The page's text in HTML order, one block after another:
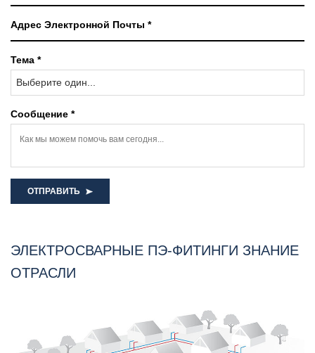
Тема *
Выберите один...
Сообщение *
ОТПРАВИТЬ
ЭЛЕКТРОСВАРНЫЕ ПЭ-ФИТИНГИ ЗНАНИЕ
ОТРАСЛИ